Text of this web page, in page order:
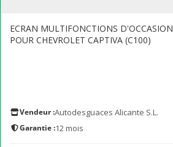
ECRAN MULTIFONCTIONS D'OCCASION
POUR CHEVROLET CAPTIVA (C100)
Vendeur :Autodesguaces Alicante S.L.
Garantie :12 mois